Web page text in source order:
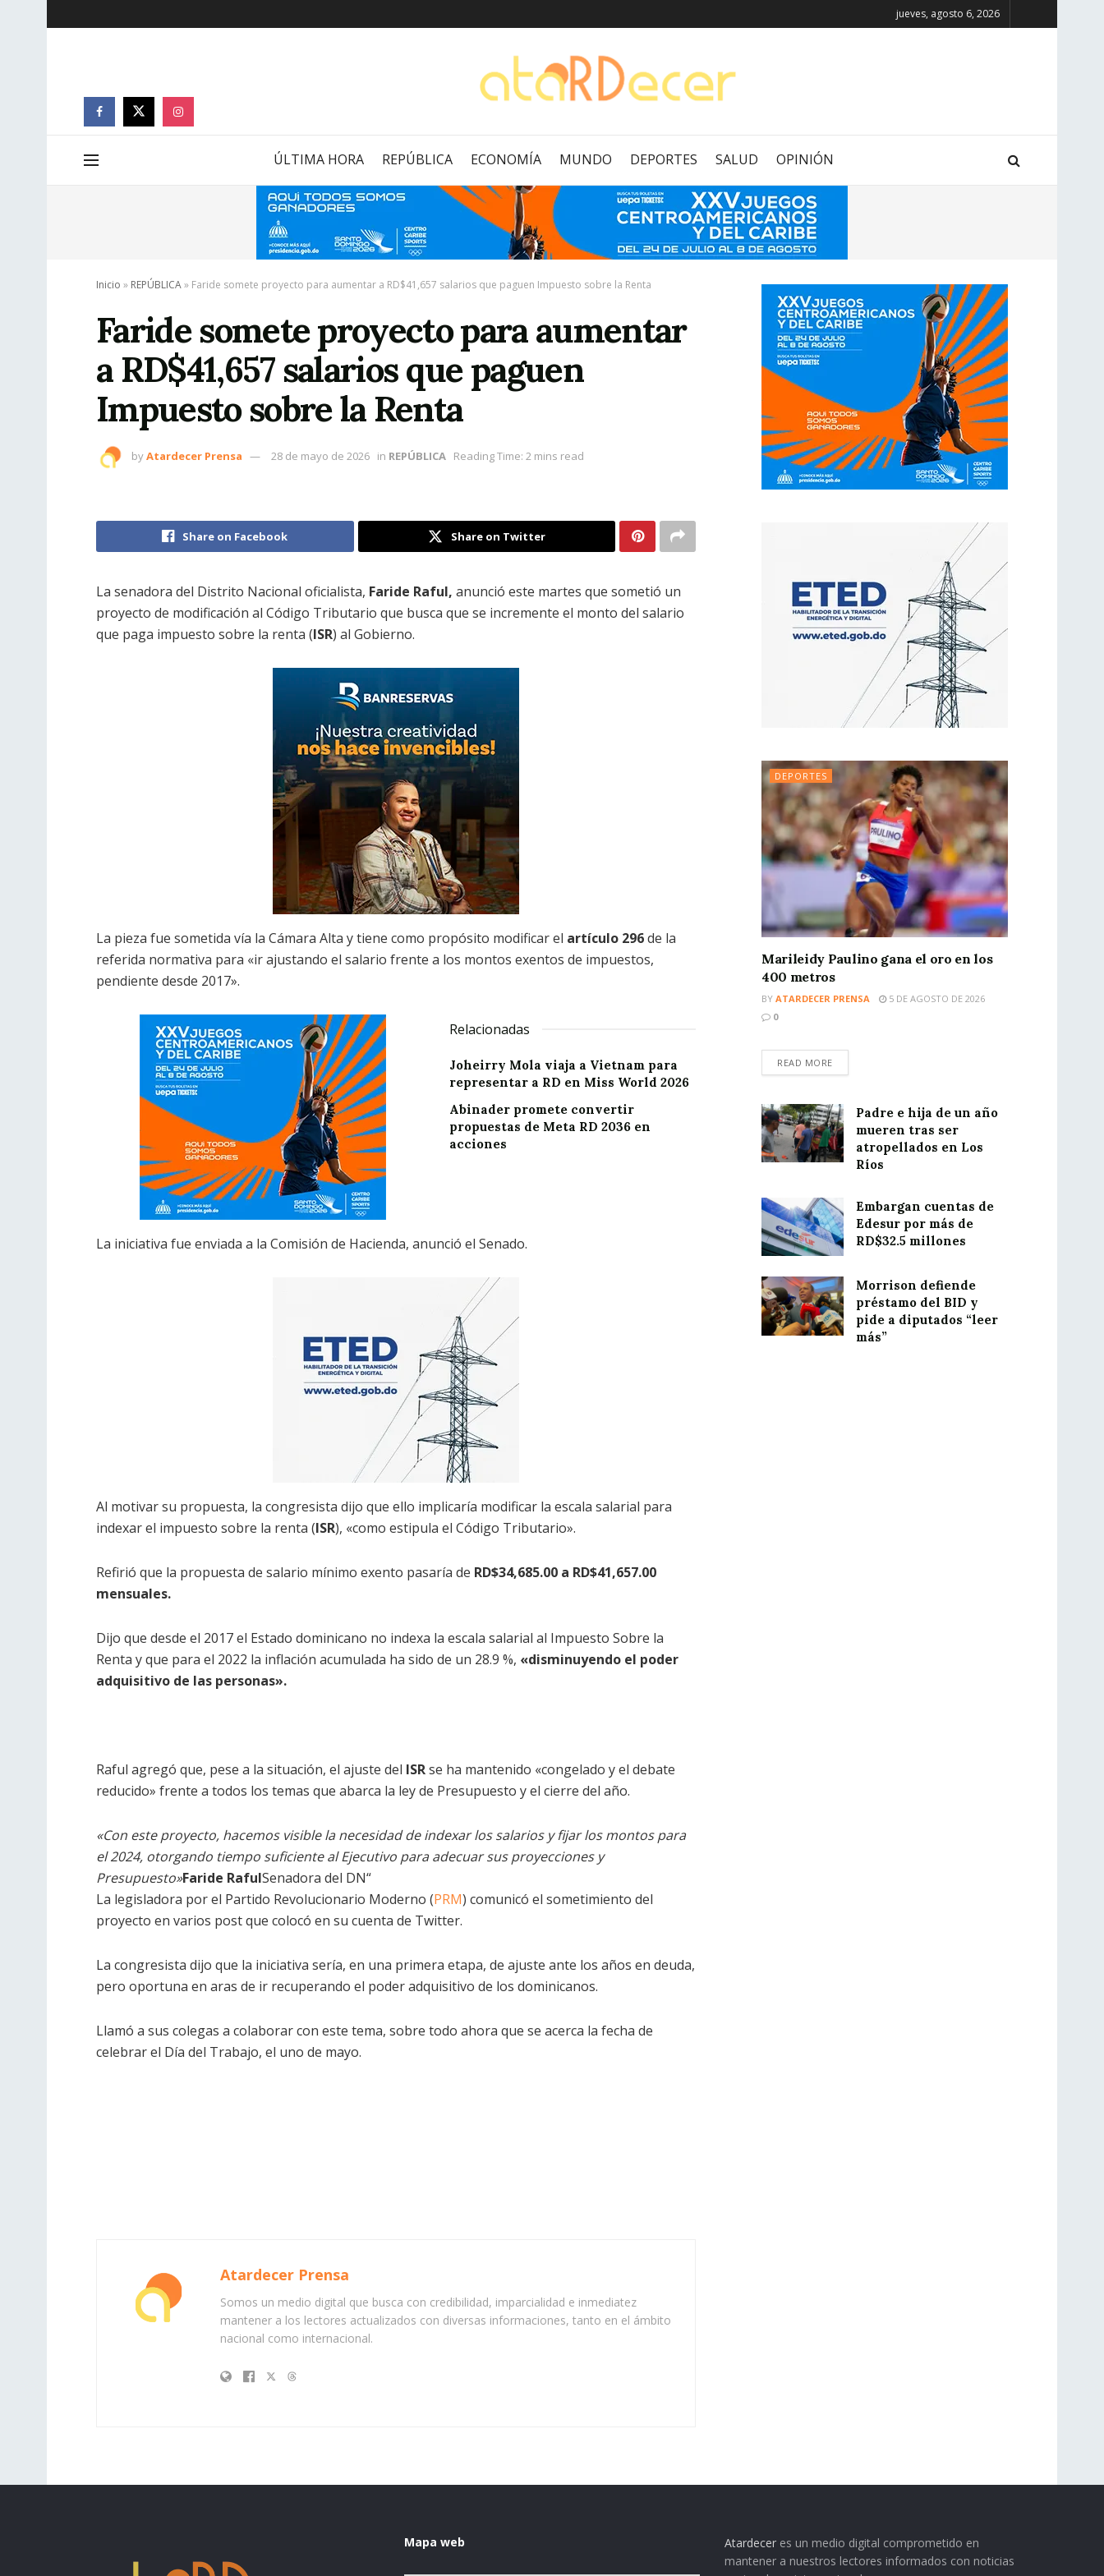
jueves, agosto 6, 2026
ÚLTIMA HORA REPÚBLICA ECONOMÍA MUNDO DEPORTES SALUD OPINIÓN
Inicio » REPÚBLICA» Faride somete proyecto para aumentar a RD$41,657 salarios que paguen Impuesto sobre la Renta
Faride somete proyecto para aumentar
a RD$41,657 salarios que paguen
Impuesto sobre la Renta
byAtardecer Prensa 28 de mayo de 2026 in REPÚBLICA Reading Time: 2 mins read
Share on Facebook Share on Twitter
La senadora del Distrito Nacional oficialista, Faride Raful, anunció este martes que sometió un
proyecto de modificación al Código Tributario que busca que se incremente el monto del salario
que paga impuesto sobre la renta (ISR) al Gobierno.
La pieza fue sometida vía la Cámara Alta y tiene como propósito modificar el artículo 296de la
referida normativa para «ir ajustando el salario frente a los montos exentos de impuestos,
pendiente desde 2017».
Relacionadas
Joheirry Mola viaja a Vietnam para
representar a RD en Miss World 2026
Abinader promete convertir
propuestas de Meta RD 2036 en
acciones
La iniciativa fue enviada a la Comisión de Hacienda, anunció el Senado.
Al motivar su propuesta, la congresista dijo que ello implicaría modificar la escala salarial para
indexar el impuesto sobre la renta (ISR), «como estipula el Código Tributario».
Refirió que la propuesta de salario mínimo exento pasaría de RD$34,685.00 a RD$41,657.00
mensuales.
Dijo que desde el 2017 el Estado dominicano no indexa la escala salarial al Impuesto Sobre la
Renta y que para el 2022 la inflación acumulada ha sido de un 28.9 %, «disminuyendo el poder
adquisitivo de las personas».
Raful agregó que, pese a la situación, el ajuste del ISRse ha mantenido «congelado y el debate
reducido» frente a todos los temas que abarca la ley de Presupuesto y el cierre del año.
«Con este proyecto, hacemos visible la necesidad de indexar los salarios y fijar los montos para
el 2024, otorgando tiempo suficiente al Ejecutivo para adecuar sus proyecciones y
Presupuesto»Faride RafulSenadora del DN“
La legisladora por el Partido Revolucionario Moderno (PRM) comunicó el sometimiento del
proyecto en varios post que colocó en su cuenta de Twitter.
La congresista dijo que la iniciativa sería, en una primera etapa, de ajuste ante los años en deuda,
pero oportuna en aras de ir recuperando el poder adquisitivo de los dominicanos.
Llamó a sus colegas a colaborar con este tema, sobre todo ahora que se acerca la fecha de
celebrar el Día del Trabajo, el uno de mayo.
Atardecer Prensa
Somos un medio digital que busca con credibilidad, imparcialidad e inmediatez
mantener a los lectores actualizados con diversas informaciones, tanto en el ámbito
nacional como internacional.
DEPORTES
Marileidy Paulino gana el oro en los
400 metros
BY ATARDECER PRENSA
5 DE AGOSTO DE 2026
0
READ MORE
Padre e hija de un año
mueren tras ser
atropellados en Los
Ríos
Embargan cuentas de
Edesur por más de
RD$32.5 millones
Morrison defiende
préstamo del BID y
pide a diputados “leer
más”
Mapa web Atardecer es un medio digital comprometido en
mantener a nuestros lectores informados con noticias